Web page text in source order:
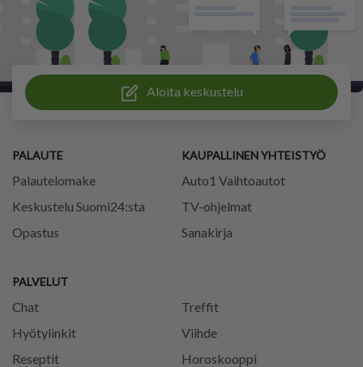
Aloita keskustelu
PALAUTE
Palautelomake
Keskustelu Suomi24:sta
Opastus
PALVELUT
Chat
Treffit
Hyötylinkit
Viihde
Reseptit
Horoskooppi
KAUPALLINEN YHTEISTYÖ
Auto1 Vaihtoautot
TV-ohjelmat
Sanakirja